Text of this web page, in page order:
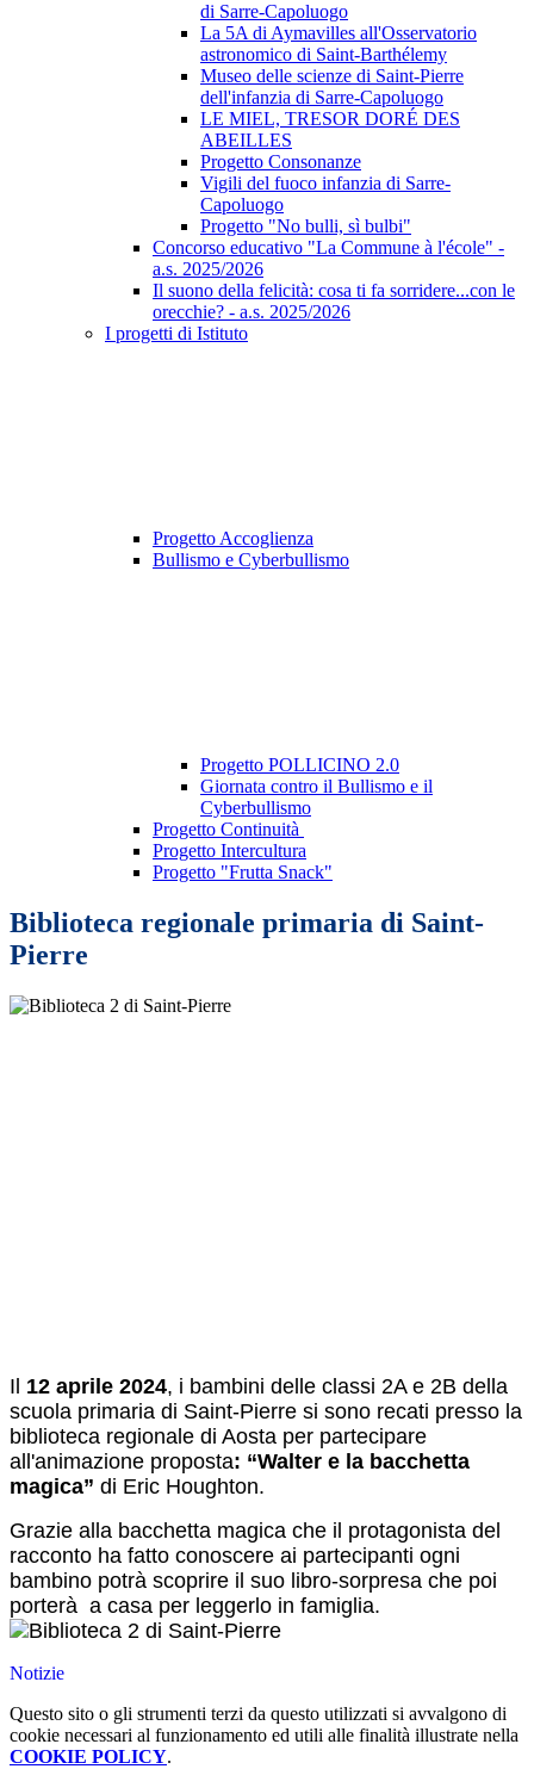
di Sarre-Capoluogo
La 5A di Aymavilles all'Osservatorio
astronomico di Saint-Barthélemy
Museo delle scienze di Saint-Pierre
dell'infanzia di Sarre-Capoluogo
LE MIEL, TRESOR DORÉ DES
ABEILLES
Progetto Consonanze
Vigili del fuoco infanzia di Sarre-
Capoluogo
Progetto "No bulli, sì bulbi"
Concorso educativo "La Commune à l'école" -
a.s. 2025/2026
Il suono della felicità: cosa ti fa sorridere...con le
orecchie? - a.s. 2025/2026
I progetti di Istituto
Progetto Accoglienza
Bullismo e Cyberbullismo
Progetto POLLICINO 2.0
Giornata contro il Bullismo e il
Cyberbullismo
Progetto Continuità
Progetto Intercultura
Progetto "Frutta Snack"
Biblioteca regionale primaria di Saint-
Pierre
Il 12 aprile 2024, i bambini delle classi 2A e 2B della
scuola primaria di Saint-Pierre si sono recati presso la
biblioteca regionale di Aosta per partecipare
all'animazione proposta: “Walter e la bacchetta
magica” di Eric Houghton.
Grazie alla bacchetta magica che il protagonista del
racconto ha fatto conoscere ai partecipanti ogni
bambino potrà scoprire il suo libro-sorpresa che poi
porterà a casa per leggerlo in famiglia.
Notizie
Questo sito o gli strumenti terzi da questo utilizzati si avvalgono di
cookie necessari al funzionamento ed utili alle finalità illustrate nella
COOKIE POLICY.